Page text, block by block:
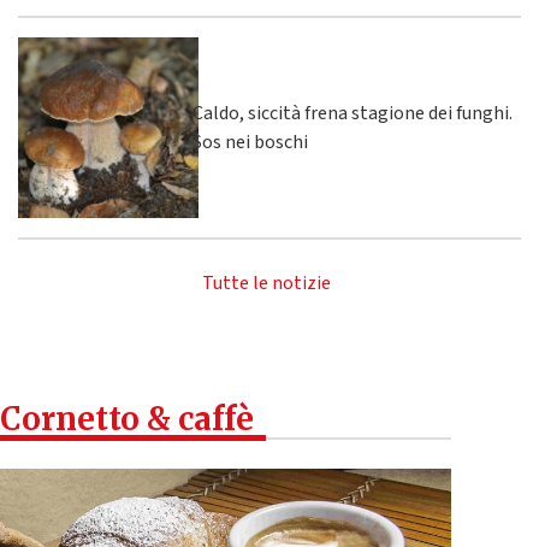
Caldo, siccità frena stagione dei funghi.
Sos nei boschi
Tutte le notizie
Cornetto & caffè